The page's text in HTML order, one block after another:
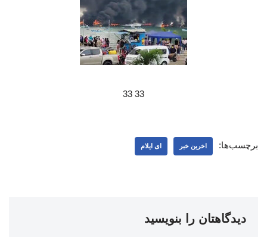
33 33
برچسب‌ها: اخرین خبر ای ایلام
دیدگاهتان را بنویسید